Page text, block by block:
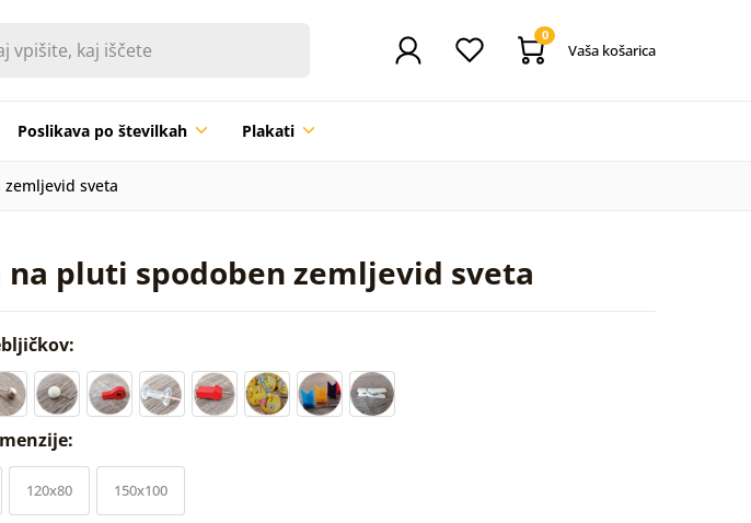
0
Vaša košarica
Poslikava po številkah Plakati
sveta
na pluti spodoben zemljevid sveta
120x80 150x100